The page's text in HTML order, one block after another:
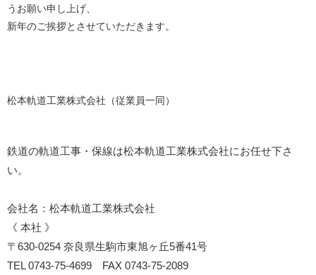
うお願い申し上げ、
新年のご挨拶とさせていただきます。
松本軌道工業株式会社（従業員一同）
鉄道の軌道工事・保線は松本軌道工業株式会社にお任せ下さ
い。
会社名：松本軌道工業株式会社
《 本社 》
〒630-0254 奈良県生駒市東旭ヶ丘5番41号
TEL 0743-75-4699 FAX 0743-75-2089